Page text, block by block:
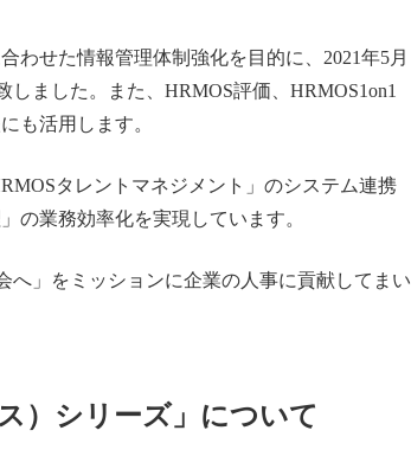
わせた情報管理体制強化を目的に、2021年5月
ました。また、HRMOS評価、HRMOS1on1
も活用します。
タレントマネジメント」のシステム連携
の業務効率化を実現しています。
へ」をミッションに企業の人事に貢献してまい
）シリーズ」について